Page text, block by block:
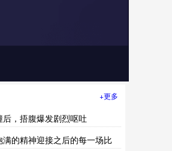
+更多
，捂腹爆发剧烈呕吐
的精神迎接之后的每一场比